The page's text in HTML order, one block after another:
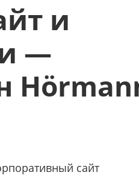
и
—
сайт